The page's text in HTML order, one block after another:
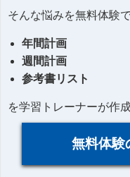
そんな悩みを無料体験
年間計画
週間計画
参考書リスト
を学習トレーナーが作
無料体験